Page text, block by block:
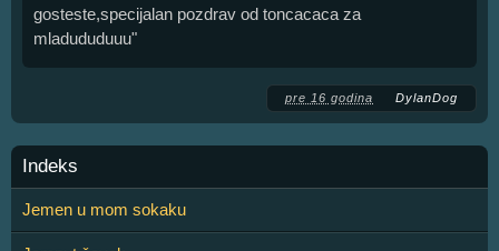
gosteste,specijalan pozdrav od toncacaca za
mladududuuu"
pre 16 godina DylanDog
Indeks
Jemen u mom sokaku